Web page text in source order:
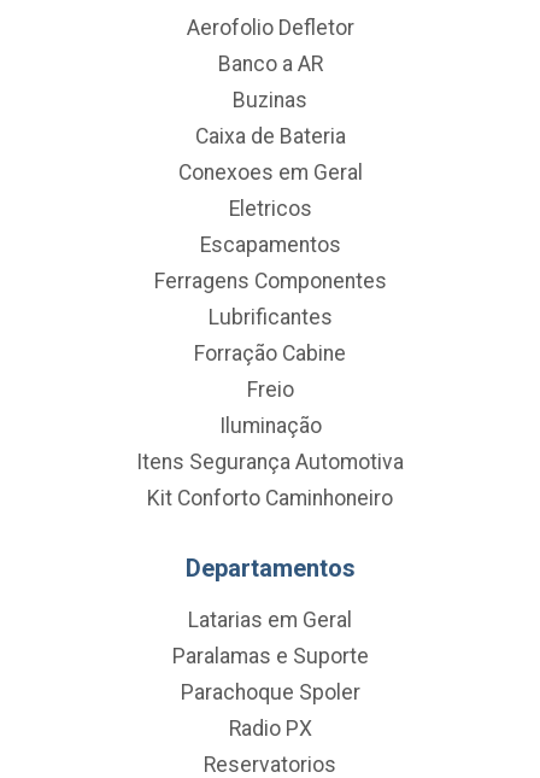
Aerofolio Defletor
Banco a AR
Buzinas
Caixa de Bateria
Conexoes em Geral
Eletricos
Escapamentos
Ferragens Componentes
Lubrificantes
Forração Cabine
Freio
Iluminação
Itens Segurança Automotiva
Kit Conforto Caminhoneiro
Departamentos
Latarias em Geral
Paralamas e Suporte
Parachoque Spoler
Radio PX
Reservatorios